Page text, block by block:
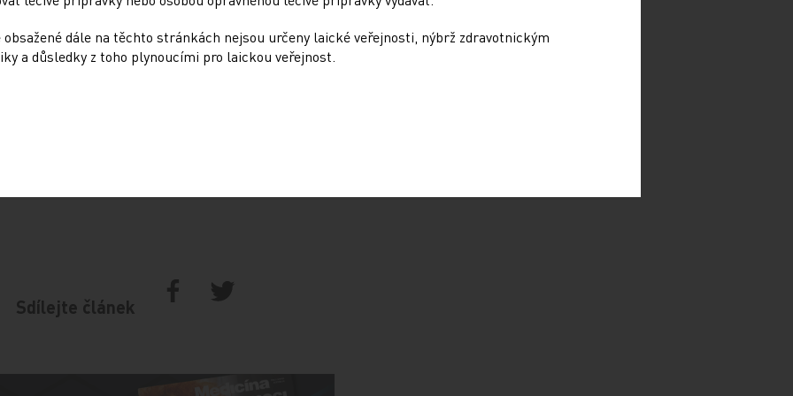
měly na konci roku činit 36,2 miliardy,
Plánovaný stav závazků ke
vůči nemocnicím, lékařům či lázním
pojišťoven se očekávají jen u VZP ve výši
jsou plánovány na 8,9 miliardy.
Sdílejte článek
dále na těchto stránkách nejsou určeny laické veřejnosti, nýbrž zdravotnickým
a důsledky z toho plynoucími pro laickou veřejnost.